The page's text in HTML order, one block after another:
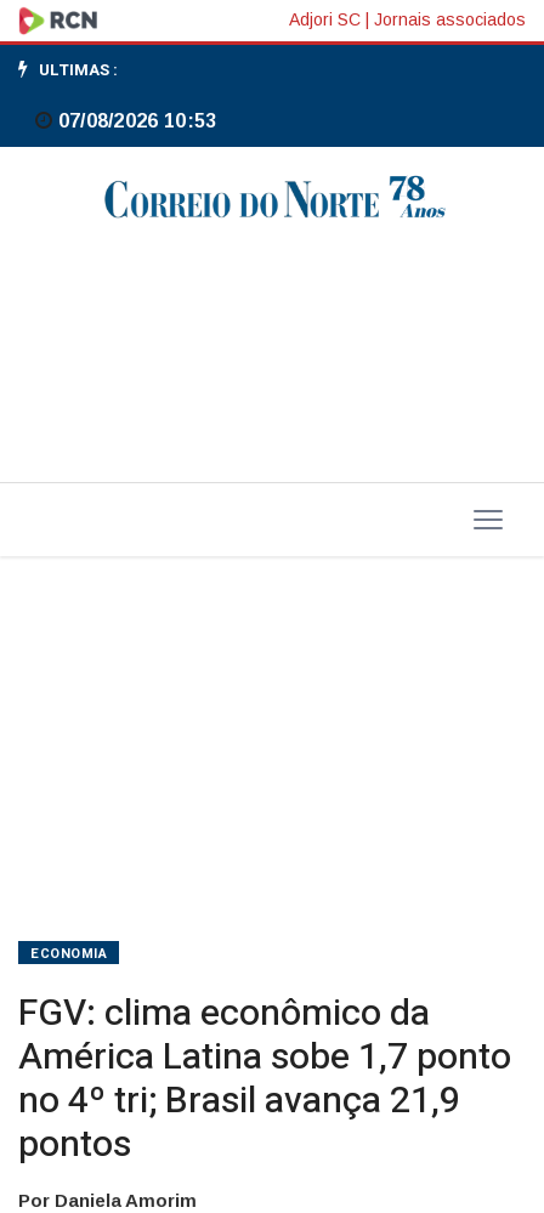
FGV:
clima
econômico
América
no
Adjori SC Jornais associados
ULTIMAS :
07/08/2026 10:53
ECONOMIA
FGV: clima econômico da
América Latina sobe 1,7 ponto
no 4º tri; Brasil avança 21,9
pontos
Por Daniela Amorim